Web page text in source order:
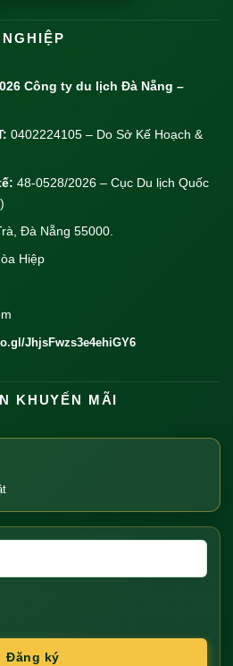
Công ty du lịch Đà Nẵng –
0402224105 – Do Sở Kế Hoạch &
48-0528/2026 – Cục Du lịch Quốc
Đà Nẵng 55000.
Hiệp
JhjsFwzs3e4ehiGY6
KHUYẾN MÃI
Đăng ký